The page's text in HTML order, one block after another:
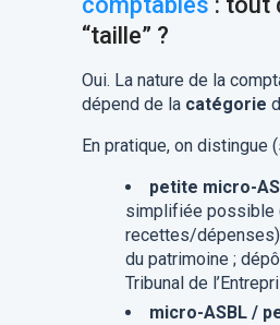
“taille” ?
Oui. La nature de la
dépend de la catégorie
En pratique, on distingue
petite micro-
simplifiée possible
recettes/
du patrimoine ;
Tribunal de
micro-ASBL /